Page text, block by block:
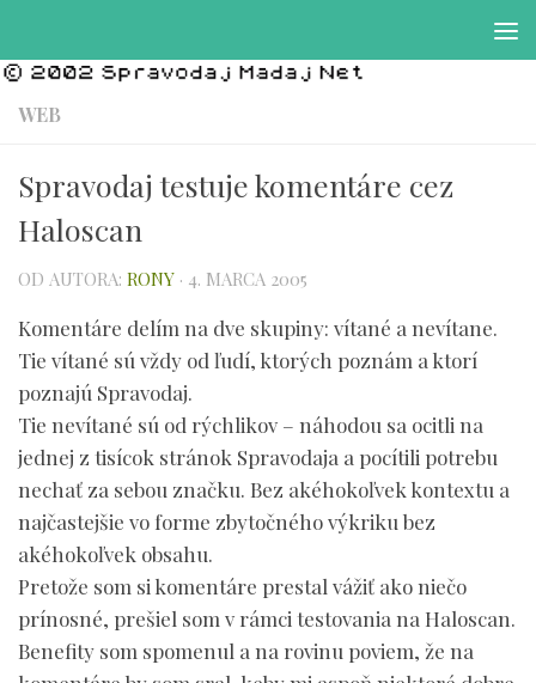
WEB
Spravodaj testuje komentáre cez
Haloscan
OD AUTORA: RONY · 4. MARCA 2005
Komentáre delím na dve skupiny: vítané a nevítane.
Tie vítané sú vždy od ľudí, ktorých poznám a ktorí
poznajú Spravodaj.
Tie nevítané sú od rýchlikov – náhodou sa ocitli na
jednej z tisícok stránok Spravodaja a pocítili potrebu
nechať za sebou značku. Bez akéhokoľvek kontextu a
najčastejšie vo forme zbytočného výkriku bez
akéhokoľvek obsahu.
Pretože som si komentáre prestal vážiť ako niečo
prínosné, prešiel som v rámci testovania na Haloscan.
Benefity som spomenul a na rovinu poviem, že na